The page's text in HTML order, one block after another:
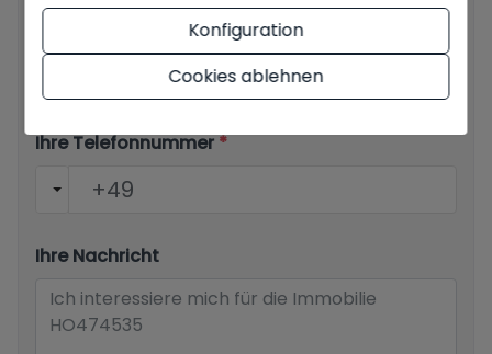
Ihre Telefonnummer*
Ihre Nachricht
Konfiguration
Cookies ablehnen